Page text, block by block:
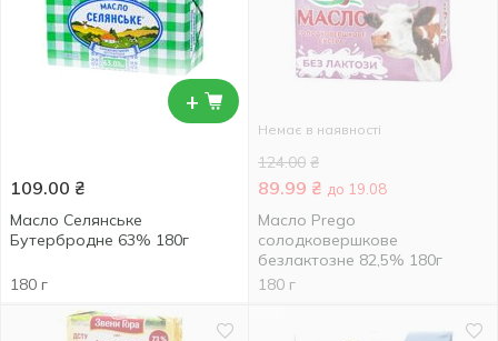
+
109.00 ₴
Масло Селянське
Бутербродне 63% 180г
180 г
Немає в наявності
124.00 ₴
89.99 ₴ до 19.08
Масло Prego
солодковершкове
безлактозне 82,5% 180г
180 г